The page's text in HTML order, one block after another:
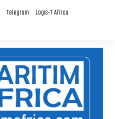
Telegram Logis-T Africa